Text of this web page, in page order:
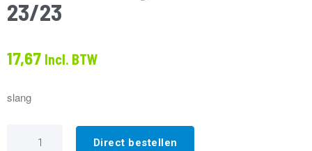
23/23
17,67 Incl. BTW
slang
Afvoerslang/
Direct bestellen